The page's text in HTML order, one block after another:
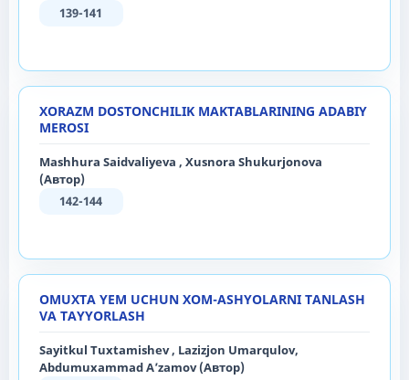
139-141
XORAZM DOSTONCHILIK MAKTABLARINING ADABIY
MEROSI
Mashhura Saidvaliyeva , Xusnora Shukurjonova
(Автор)
142-144
OMUXTA YEM UCHUN XOM-ASHYOLARNI TANLASH
VA TAYYORLASH
Sayitkul Tuxtamishev , Lazizjon Umarqulov,
Abdumuxammad A’zamov (Автор)